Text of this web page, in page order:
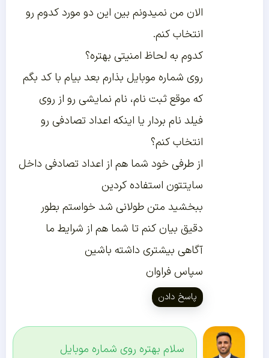
الان من نمیدونم بین این دو مورد کدوم رو
انتخاب کنم.
کدوم به لحاظ امنیتی بهتره؟
روی شماره موبایل بذارم بعد بیام با کد بگم
که موقع ثبت نام، نام نمایشی رو از روی
فیلد نام بردار یا اینکه اعداد تصادفی رو
انتخاب کنم؟
از طرفی خود شما هم از اعداد تصادفی داخل
سایتتون استفاده کردین
ببخشید متن طولانی شد خواستم بطور
دقیق بیان کنم تا شما هم از شرایط ما
آگاهی بیشتری داشته باشین
سپاس فراوان
پاسخ دادن
سلام بهتره روی شماره موبایل